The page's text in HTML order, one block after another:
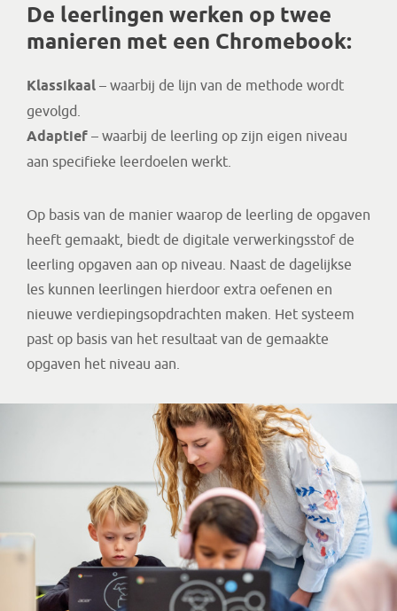
De leerlingen werken op twee
manieren met een Chromebook:
Klassikaal – waarbij de lijn van de methode wordt
gevolgd.
Adaptief – waarbij de leerling op zijn eigen niveau
aan specifieke leerdoelen werkt.
Op basis van de manier waarop de leerling de opgaven
heeft gemaakt, biedt de digitale verwerkingsstof de
leerling opgaven aan op niveau. Naast de dagelijkse
les kunnen leerlingen hierdoor extra oefenen en
nieuwe verdiepingsopdrachten maken. Het systeem
past op basis van het resultaat van de gemaakte
opgaven het niveau aan.